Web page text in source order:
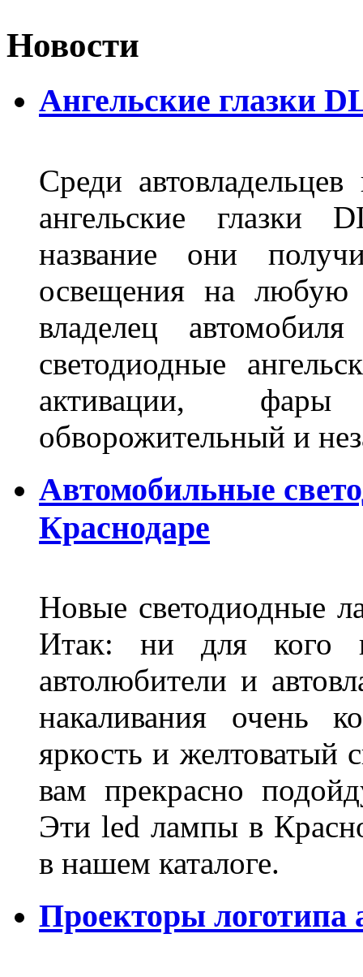
Новости
Ангельские глазки
Среди
ангельские глазки
название они
освещения на любую
владелец
светодиодные
активации, фары
обворожительный и
Автомобильные
Краснодаре
Новые светодиодные
Итак: ни для кого
автолюбители и
накаливания очень
яркость и желтоватый
вам прекрасно
Эти led лампы в
в нашем каталоге.
Проекторы логотипа